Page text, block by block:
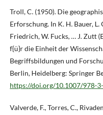
Troll, C. (1950). Die
Erforschung. In K. H. Bauer, L.
Friedrich, W. Fucks, … J. Zutt
f{ü}r die Einheit der
Begriffsbildungen und
Berlin, Heidelberg: Springer
https://doi.org/10.1007/978-
Valverde, F., Torres, C.,